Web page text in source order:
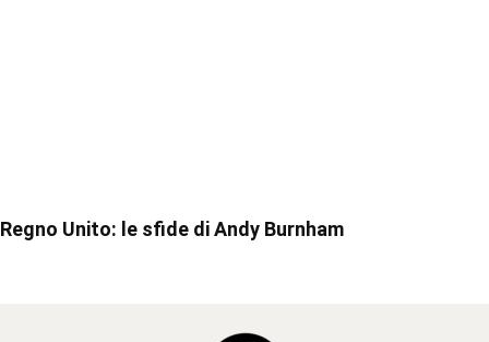
Regno Unito: le sfide di Andy Burnham